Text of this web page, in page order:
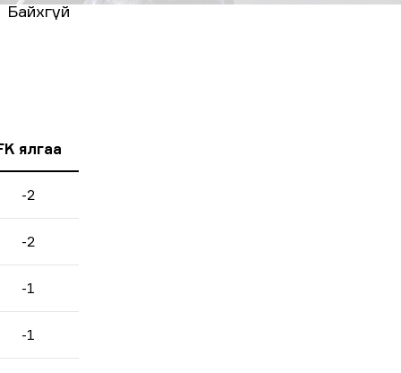
Байхгүй
ялгаа
-2
-2
-1
-1